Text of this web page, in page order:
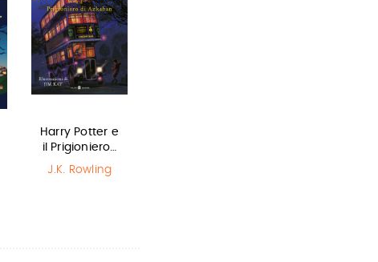
Harry Potter e
il Prigioniero…
J.K. Rowling